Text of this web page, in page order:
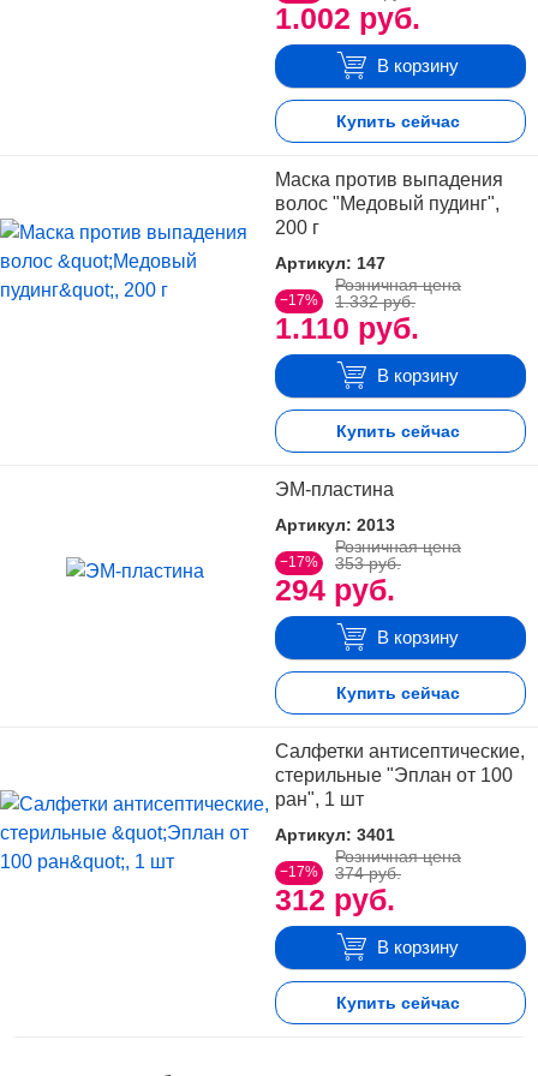
1.002 руб.
В корзину
Купить сейчас
Маска против выпадения
волос "Медовый пудинг",
200 г
Артикул: 147
−17%
1.110 руб.
Розничная цена
1.332 руб.
В корзину
Купить сейчас
ЭМ-пластина
Артикул: 2013
−17%
294 руб.
Розничная цена
353 руб.
В корзину
Купить сейчас
Салфетки антисептические,
стерильные "Эплан от 100
ран", 1 шт
Артикул: 3401
−17%
312 руб.
Розничная цена
374 руб.
В корзину
Купить сейчас